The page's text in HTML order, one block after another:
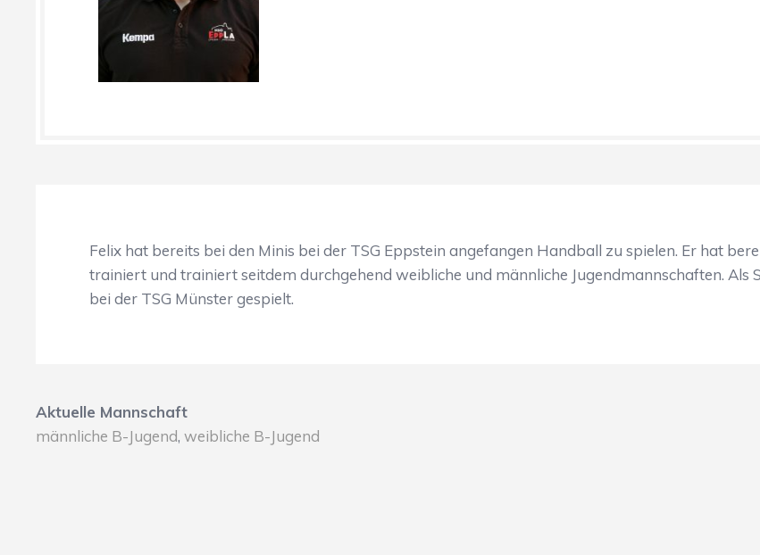
Felix hat bereits bei den Minis bei der TSG Eppstein angefangen Handball zu spielen. Er hat
trainiert und trainiert seitdem durchgehend weibliche und männliche Jugendmannschaften. Als
bei der TSG Münster gespielt.
Aktuelle Mannschaft
männliche B-Jugend, weibliche B-Jugend